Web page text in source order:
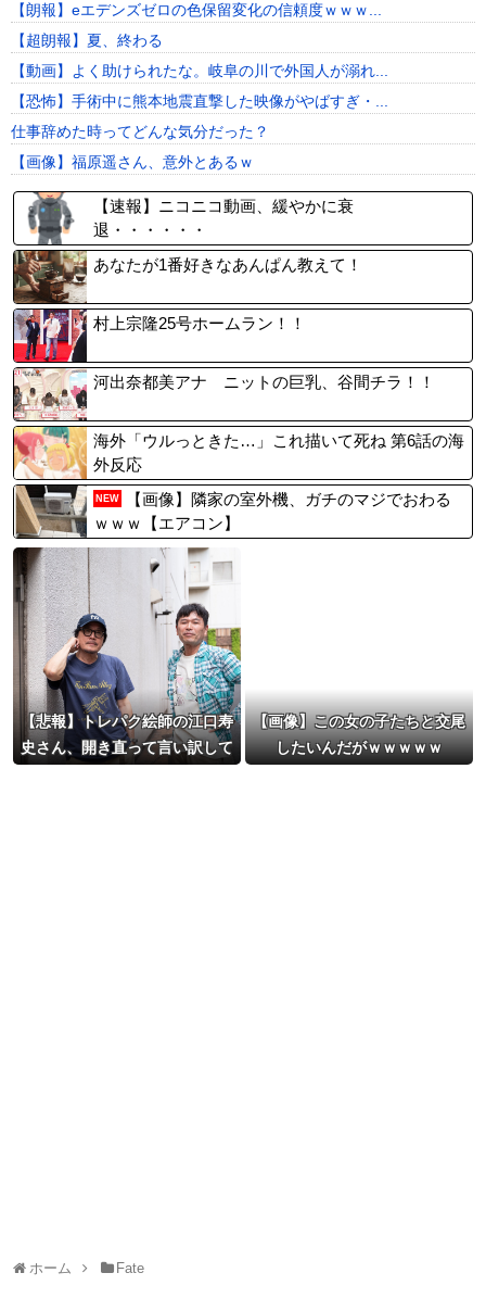
【朗報】eエデンズゼロの色保留変化の信頼度ｗｗｗ...
【超朗報】夏、終わる
【動画】よく助けられたな。岐阜の川で外国人が溺れ...
【恐怖】手術中に熊本地震直撃した映像がやばすぎ・...
仕事辞めた時ってどんな気分だった？
【画像】福原遥さん、意外とあるｗ
【速報】ニコニコ動画、緩やかに衰
退・・・・・・
あなたが1番好きなあんぱん教えて！
村上宗隆25号ホームラン！！
河出奈都美アナ ニットの巨乳、谷間チラ！！
海外「ウルっときた…」これ描いて死ね 第6話の海
外反応
NEW
【画像】隣家の室外機、ガチのマジでおわる
ｗｗｗ【エアコン】
【悲報】トレパク絵師の江口寿
史さん、開き直って言い訳して
【画像】この女の子たちと交尾
したいんだがｗｗｗｗｗ
ホーム Fate